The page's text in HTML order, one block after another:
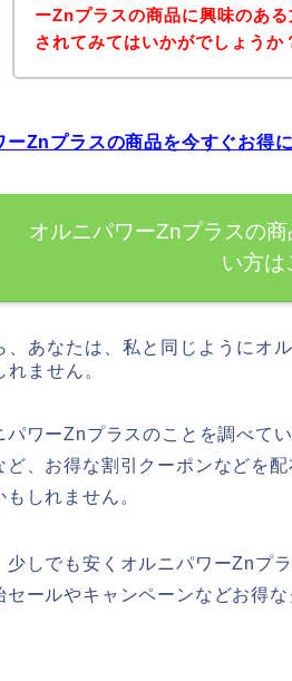
ーZnプラスの商品に興味のあ
されてみてはいかがでしょうか
ーZnプラスの商品を今すぐお得
オルニパワーZnプラスの
い方は
、あなたは、私と同じようにオ
ません。
パワーZnプラスのことを調べて
ど、お得な割引クーポンなどを
しれません。
少しでも安くオルニパワーZnプ
セールやキャンペーンなどお得